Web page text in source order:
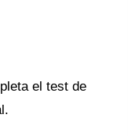
el test de